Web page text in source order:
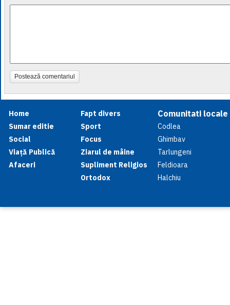
Postează comentariul
Home
Sumar editie
Social
Viață Publică
Afaceri
Fapt divers
Sport
Focus
Ziarul de mâine
Supliment Religios
Ortodox
Comunitati locale
Codlea
Ghimbav
Tarlungeni
Feldioara
Halchiu